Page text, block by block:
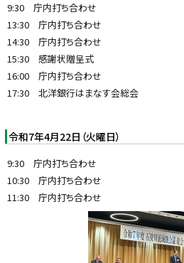
9:30 庁内打ち合わせ
13:30 庁内打ち合わせ
14:30 庁内打ち合わせ
15:30 感謝状贈呈式
16:00 庁内打ち合わせ
17:30 北洋銀行はまなす会総会
令和7年4月22日（火曜日）
9:30 庁内打ち合わせ
10:30 庁内打ち合わせ
11:30 庁内打ち合わせ